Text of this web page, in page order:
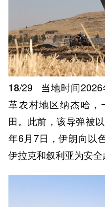
18/29
当地时间
革农村地区纳杰哈
田。此前，该导弹被
年6月7日，伊朗向以
伊拉克和叙利亚为安全